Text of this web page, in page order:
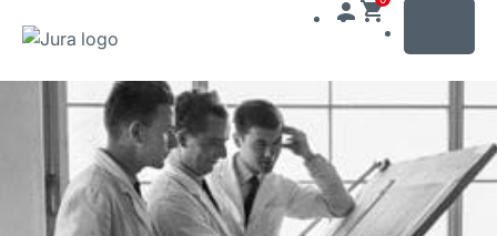
Doorgaan
zoeken